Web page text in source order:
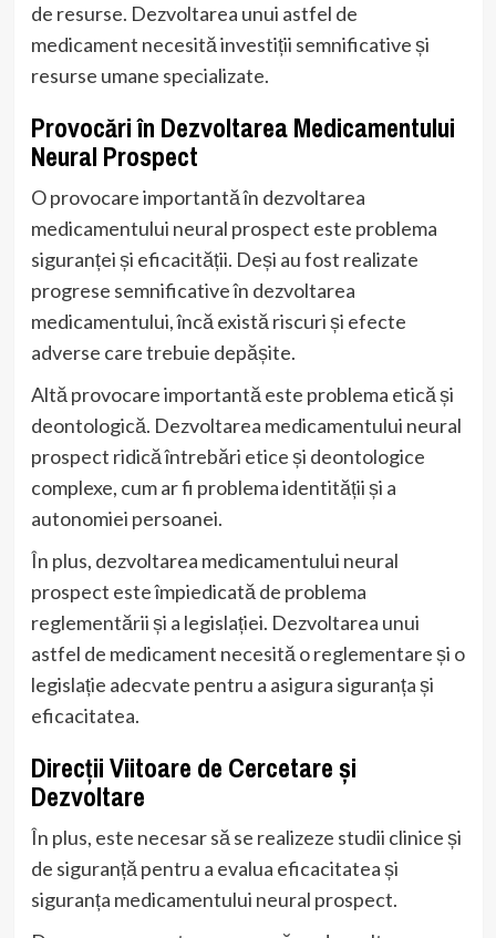
de resurse. Dezvoltarea unui astfel de
medicament necesită investiții semnificative și
resurse umane specializate.
Provocări în Dezvoltarea Medicamentului
Neural Prospect
O provocare importantă în dezvoltarea
medicamentului neural prospect este problema
siguranței și eficacității. Deși au fost realizate
progrese semnificative în dezvoltarea
medicamentului, încă există riscuri și efecte
adverse care trebuie depășite.
Altă provocare importantă este problema etică și
deontologică. Dezvoltarea medicamentului neural
prospect ridică întrebări etice și deontologice
complexe, cum ar fi problema identității și a
autonomiei persoanei.
În plus, dezvoltarea medicamentului neural
prospect este împiedicată de problema
reglementării și a legislației. Dezvoltarea unui
astfel de medicament necesită o reglementare și o
legislație adecvate pentru a asigura siguranța și
eficacitatea.
Direcții Viitoare de Cercetare și
Dezvoltare
În plus, este necesar să se realizeze studii clinice și
de siguranță pentru a evalua eficacitatea și
siguranța medicamentului neural prospect.